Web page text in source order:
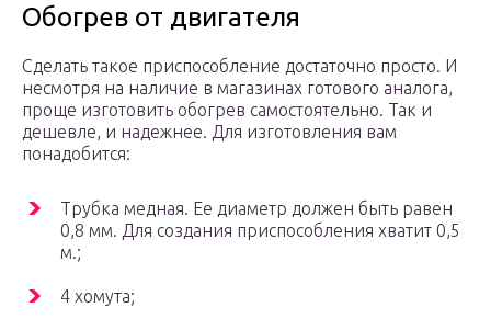
Обогрев от двигателя
Сделать такое приспособление достаточно просто. И
несмотря на наличие в магазинах готового аналога,
проще изготовить обогрев самостоятельно. Так и
дешевле, и надежнее. Для изготовления вам
понадобится:
Трубка медная. Ее диаметр должен быть равен
0,8 мм. Для создания приспособления хватит 0,5
м.;
4 хомута;